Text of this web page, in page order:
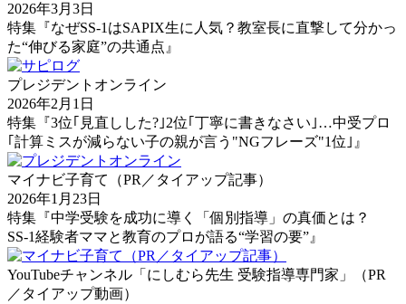
2026年3月3日
特集『なぜSS-1はSAPIX生に人気？教室長に直撃して分かっ
た“伸びる家庭”の共通点』
プレジデントオンライン
2026年2月1日
特集『3位｢見直しした?｣2位｢丁寧に書きなさい｣…中受プロ
｢計算ミスが減らない子の親が言う"NGフレーズ"1位｣』
マイナビ子育て（PR／タイアップ記事）
2026年1月23日
特集『中学受験を成功に導く「個別指導」の真価とは？
SS-1経験者ママと教育のプロが語る“学習の要”』
YouTubeチャンネル「にしむら先生 受験指導専門家」（PR
／タイアップ動画）